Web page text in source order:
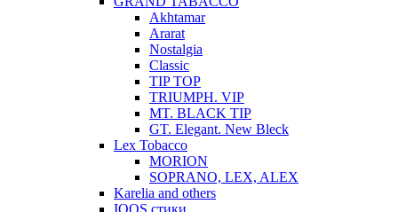
Akhtamar
Ararat
Nostalgia
Classic
TIP TOP
TRIUMPH. VIP
MT. BLACK TIP
GT. Elegant. New Bleck
Lex Tobacco
MORION
SOPRANO, LEX, ALEX
Karelia and others
IQOS стики